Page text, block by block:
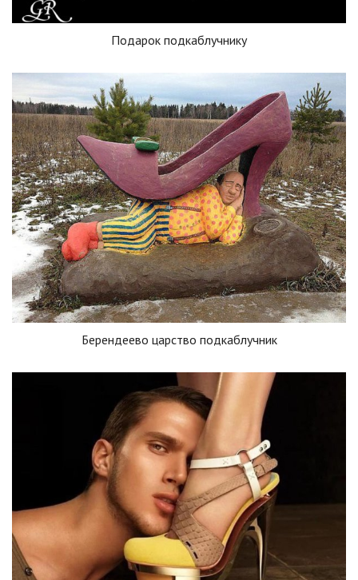
Подарок подкаблучнику
Берендеево царство подкаблучник